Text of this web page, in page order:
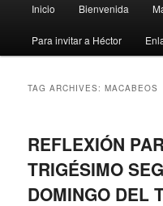
Inicio Bienvenida
Para invitar a Héctor
TAG ARCHIVES:MACABEOS
REFLEXIÓN
TRIGÉSIMO
DOMINGO DEL